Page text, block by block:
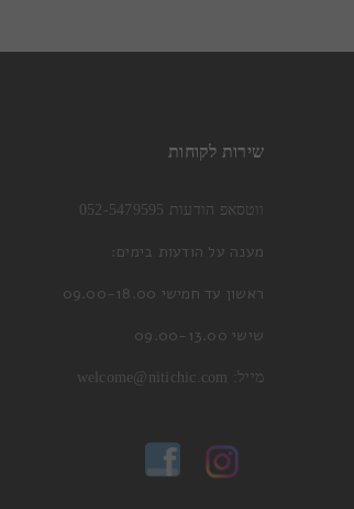
שירות לקוחות
ווטסאפ הודעות 052-5479595
מענה על הודעות בימים:
ראשון עד חמישי 09.00-18.00
שישי 09.00-13.00
מייל: welcome@nitichic.com